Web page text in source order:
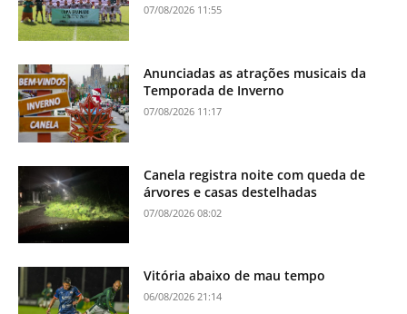
07/08/2026 11:55
Anunciadas as atrações musicais da
Temporada de Inverno
07/08/2026 11:17
Canela registra noite com queda de
árvores e casas destelhadas
07/08/2026 08:02
Vitória abaixo de mau tempo
06/08/2026 21:14